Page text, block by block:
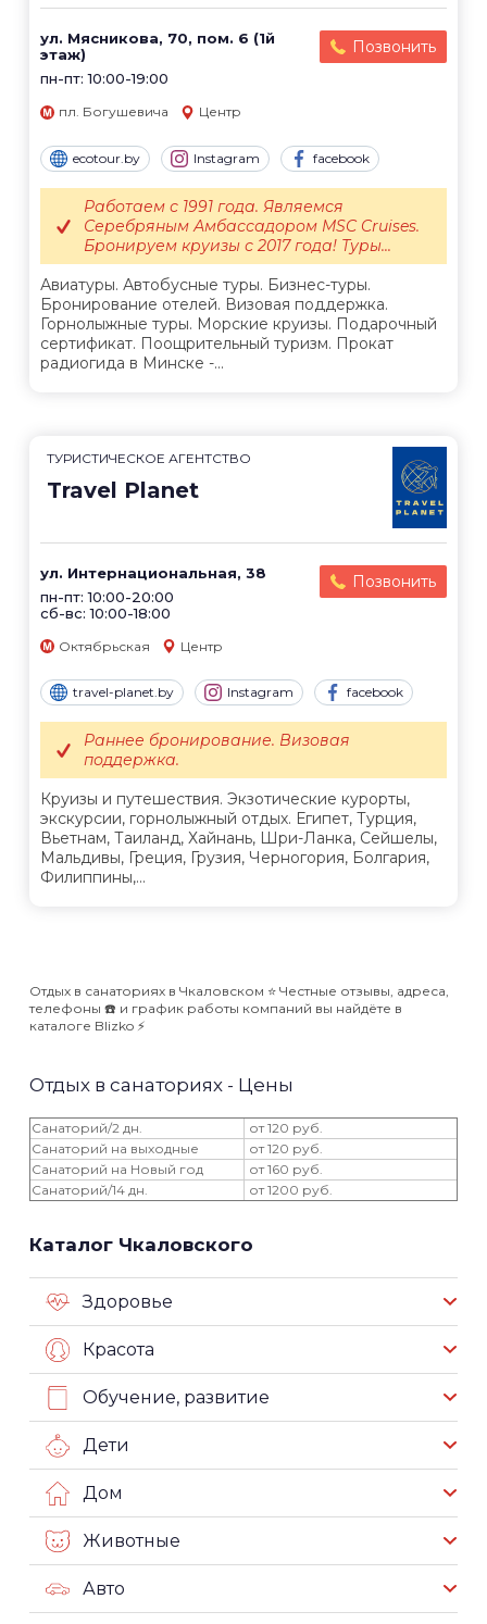
ул. Мясникова, 70, пом. 6 (1й
этаж)
пн-пт: 10:00-19:00
Позвонить
пл. Богушевича Центр
ecotour.by Instagram facebook
Авиатуры. Автобусные туры. Бизнес-туры.
Бронирование отелей. Визовая поддержка.
Горнолыжные туры. Морские круизы. Подарочный
сертификат. Поощрительный туризм. Прокат
радиогида в Минске -...
Работаем с 1991 года. Являемся
Серебряным Амбассадором MSC Cruises.
Бронируем круизы с 2017 года! Туры...
ТУРИСТИЧЕСКОЕ АГЕНТСТВО
Travel Planet
ул. Интернациональная, 38
пн-пт: 10:00-20:00
сб-вс: 10:00-18:00
Позвонить
Октябрьская Центр
travel-planet.by Instagram facebook
Круизы и путешествия. Экзотические курорты,
экскурсии, горнолыжный отдых. Египет, Турция,
Вьетнам, Таиланд, Хайнань, Шри-Ланка, Сейшелы,
Мальдивы, Греция, Грузия, Черногория, Болгария,
Филиппины,...
Раннее бронирование. Визовая
поддержка.
Отдых в санаториях в Чкаловском ⭐️ Честные отзывы, адреса,
телефоны ☎️ и график работы компаний вы найдёте в
каталоге Blizko ⚡️
Отдых в санаториях - Цены
Санаторий/2 дн.
от 120 руб.
Санаторий на выходные
от 120 руб.
Санаторий на Новый год
от 160 руб.
Санаторий/14 дн.
от 1200 руб.
Каталог Чкаловского
Здоровье
Красота
Обучение, развитие
Дети
Дом
Животные
Авто